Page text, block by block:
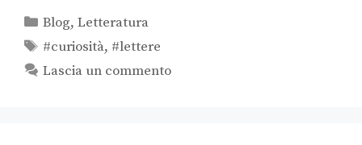
Blog,Letteratura
#curiosità, #lettere
Lascia un commento